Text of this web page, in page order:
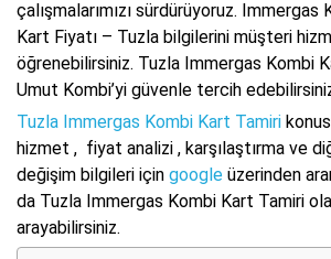
çalışmalarımızı sürdürüyoruz.
Kart Fiyatı – Tuzla bilgilerini müşteri
öğrenebilirsiniz. Tuzla Immergas Kombi
Umut Kombi’yi güvenle tercih
Tuzla Immergas Kombi Kart Tamiri
hizmet , fiyat analizi , karşılaştırma ve
değişim bilgileri için google üzerinden
da Tuzla Immergas Kombi Kart Tamiri
arayabilirsiniz.